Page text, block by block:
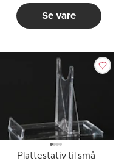
Se vare
Plattestativ til små